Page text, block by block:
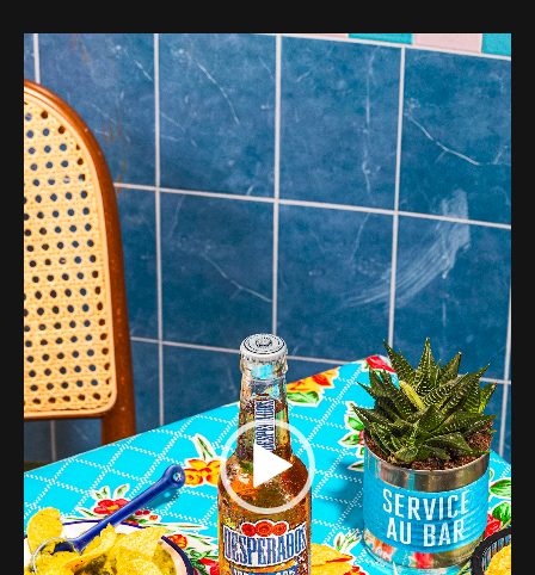
Web-design
About
Contact
Lecteur
vidéo